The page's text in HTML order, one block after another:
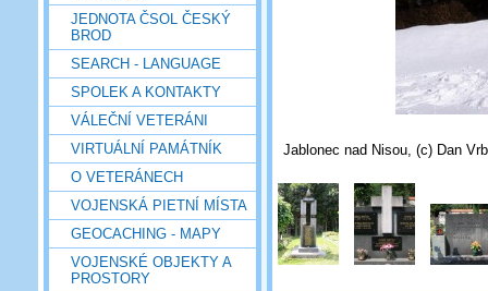
JEDNOTA ČSOL ČESKÝ
BROD
SEARCH - LANGUAGE
SPOLEK A KONTAKTY
VÁLEČNÍ VETERÁNI
VIRTUÁLNÍ PAMÁTNÍK
O VETERÁNECH
VOJENSKÁ PIETNÍ MÍSTA
GEOCACHING - MAPY
VOJENSKÉ OBJEKTY A
PROSTORY
Jablonec nad Nisou, (c) Dan